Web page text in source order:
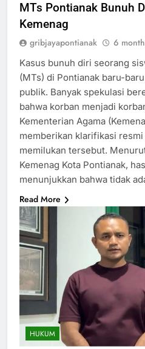
MTs Pontianak Bunuh
Kemenag
gribjayapontianak 6
Kasus bunuh diri seorang
(MTs) di Pontianak baru-
publik. Banyak spekulasi
bahwa korban menjadi
Kementerian Agama
memberikan klarifikasi
memilukan tersebut.
Kemenag Kota Pontianak,
menunjukkan bahwa tidak
Read More
HUKUM